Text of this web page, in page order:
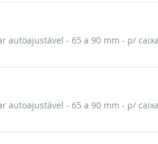
autoajustável - 65 a 90 mm - p/
autoajustável - 65 a 90 mm - p/